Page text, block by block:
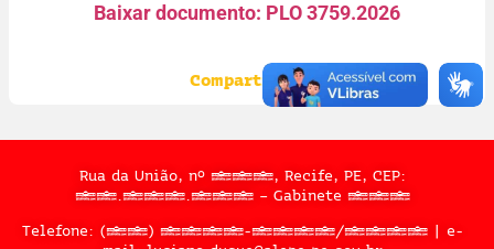
Baixar documento: PLO 3759.2026
Compartilhe:
Rua da União, nº 397, Recife, PE, CEP:
50.050.909 – Gabinete 302
Telefone: (81) 3183-2467/2324 | e-